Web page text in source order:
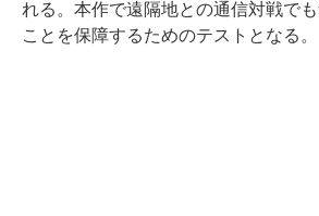
れる。本作で遠隔地との通信対戦で
ことを保障するためのテストとなる。